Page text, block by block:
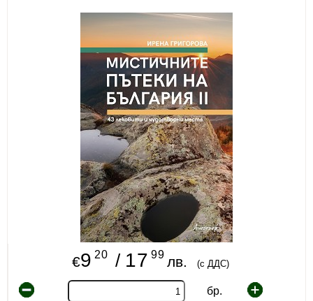
ИЗКУСТВА
СПОРТ
МЕБЕЛИ И ОБОРУДВАНЕ
КАНЦЕЛАРСКИ МАТЕРИАЛИ
КНИГИ И УЧЕБНИЦИ
БДП
НОВИ
ПРОМОЦИИ
S.T.E.M.
ИНСТРУМЕНТИ
€9 20 / 17 99 лв. (с ДДС)
бр.